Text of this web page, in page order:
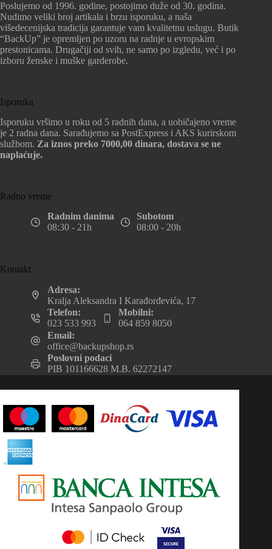
Poslujemo od 1996. godine, postojimo duže od 30. godina.
Nudimo veliki broj artikala i brzu isporuku, a naša
višedecenijska tradicija garantuje vam kvalitetnu uslugu. Butik
“BackUp” je opremljen po uzoru na radnje u evropskim
prestonicama. Drugačiji od svih, ne samo po izgledu, već i po
izboru ženske i muške garderobe.
Isporuka
Isporuku vršimo u roku od 5 radnih dana, a uobičajeno vreme
je 2 radna dana. Sarađujemo sa PostExpress i AKS kurirskom
službom. Za iznos preko 7000,00 dinara, dostava se ne
naplaćuje.
Radno vreme
Radnim danima
08:30 - 21h
Subotom
08:00 - 20h
Kontakt
Adresa:
Kralja Aleksandra I Karađorđevića, 17
Telefon:
023 533 993
Mobilni:
064 859 8050
Email:
office@backupshop.rs
Poslovni podaci
PIB 101166628 M.B. 62272147